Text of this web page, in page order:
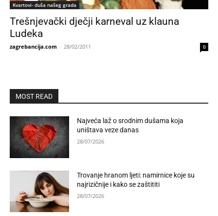
Kvartovi- duša našeg grada
Trešnjevački dječji karneval uz klauna
Ludeka
zagrebancija.com - 28/02/2011 0
MOST READ
Najveća laž o srodnim dušama koja
uništava veze danas
28/07/2026
Trovanje hranom ljeti: namirnice koje su
najrizičnije i kako se zaštititi
28/07/2026